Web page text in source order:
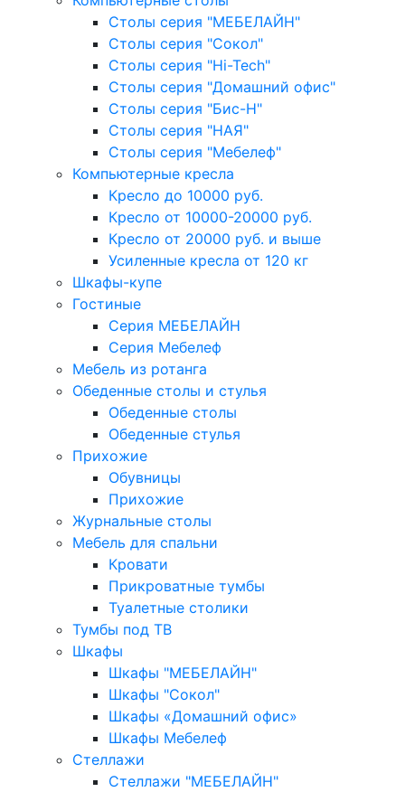
Столы серия "МЕБЕЛАЙН"
Столы серия "Сокол"
Столы серия "Hi-Tech"
Столы серия "Домашний офис"
Столы серия "Бис-Н"
Столы серия "НАЯ"
Столы серия "Мебелеф"
Компьютерные кресла
Кресло до 10000 руб.
Кресло от 10000-20000 руб.
Кресло от 20000 руб. и выше
Усиленные кресла от 120 кг
Шкафы-купе
Гостиные
Серия МЕБЕЛАЙН
Серия Мебелеф
Мебель из ротанга
Обеденные столы и стулья
Обеденные столы
Обеденные стулья
Прихожие
Обувницы
Прихожие
Журнальные столы
Мебель для спальни
Кровати
Прикроватные тумбы
Туалетные столики
Тумбы под ТВ
Шкафы
Шкафы "МЕБЕЛАЙН"
Шкафы "Сокол"
Шкафы «Домашний офис»
Шкафы Мебелеф
Стеллажи
Стеллажи "МЕБЕЛАЙН"